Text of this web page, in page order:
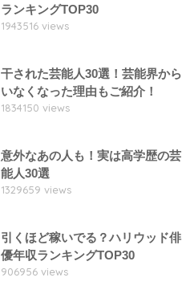
ランキングTOP30
1943516 views
干された芸能人30選！芸能界から
いなくなった理由もご紹介！
1834150 views
意外なあの人も！実は高学歴の芸
能人30選
1329659 views
引くほど稼いでる？ハリウッド俳
優年収ランキングTOP30
906956 views